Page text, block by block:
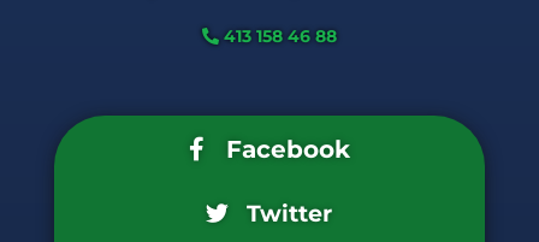
413 158 46 88
Facebook
Twitter